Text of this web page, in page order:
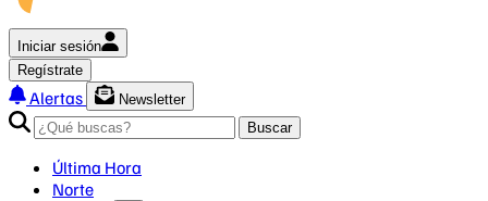
Iniciar sesión
Regístrate
Alertas
Newsletter
Buscar
Última Hora
Norte